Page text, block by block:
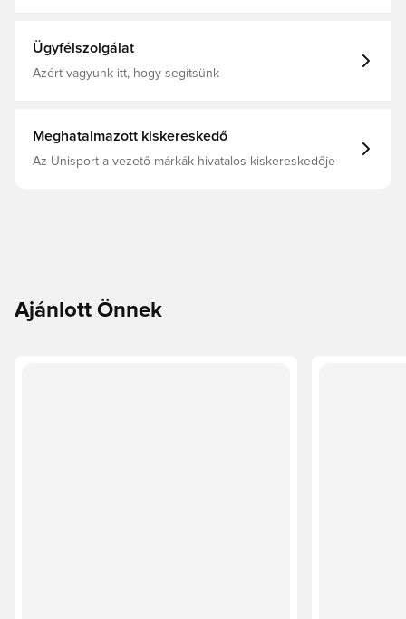
Ügyfélszolgálat
Azért vagyunk itt, hogy segítsünk
Meghatalmazott kiskereskedő
Az Unisport a vezető márkák hivatalos kiskereskedője
Ajánlott Önnek